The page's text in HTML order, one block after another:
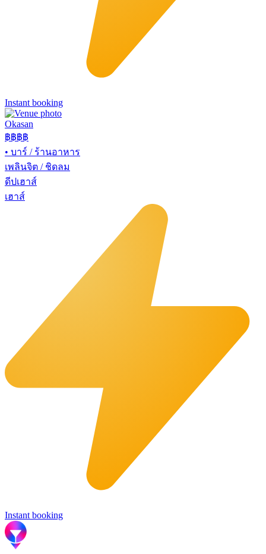
Instant booking
Okasan
฿฿฿฿
• บาร์ / ร้านอาหาร
เพลินจิต / ชิดลม
ดีปเฮาส์
เฮาส์
Instant booking